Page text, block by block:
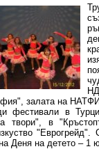
залата на
фестивали в
твори", в
Деня на детето – 1